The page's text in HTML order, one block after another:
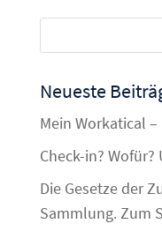
Neueste
Mein Workatical
Check-in?
Die Gesetze der
Sammlung. Zum